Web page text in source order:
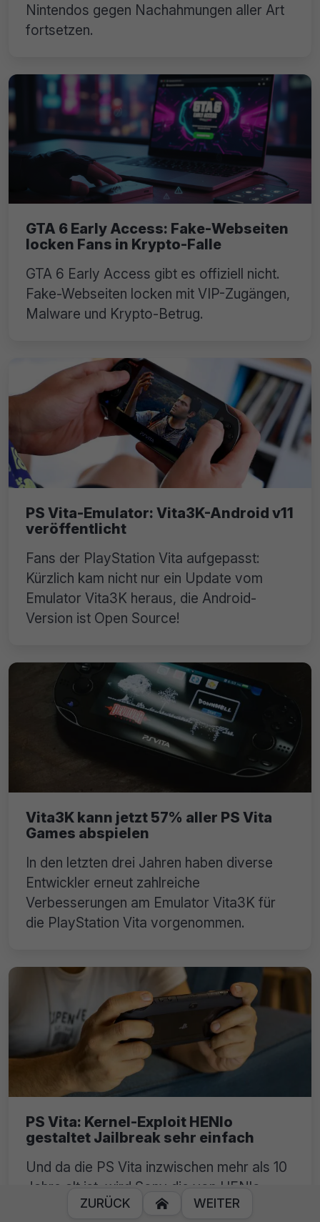
Nintendos gegen Nachahmungen aller Art
fortsetzen.
GTA 6 Early Access: Fake-Webseiten
locken Fans in Krypto-Falle
GTA 6 Early Access gibt es offiziell nicht.
Fake-Webseiten locken mit VIP-Zugängen,
Malware und Krypto-Betrug.
PS Vita-Emulator: Vita3K-Android v11
veröffentlicht
Fans der PlayStation Vita aufgepasst:
Kürzlich kam nicht nur ein Update vom
Emulator Vita3K heraus, die Android-
Version ist Open Source!
Vita3K kann jetzt 57% aller PS Vita
Games abspielen
In den letzten drei Jahren haben diverse
Entwickler erneut zahlreiche
Verbesserungen am Emulator Vita3K für
die PlayStation Vita vorgenommen.
PS Vita: Kernel-Exploit HENlo
gestaltet Jailbreak sehr einfach
Und da die PS Vita inzwischen mehr als 10
Jahre alt ist, wird Sony die von HENlo
genutzten Schwachstellen wohl nicht mehr
ZURÜCK  WEITER